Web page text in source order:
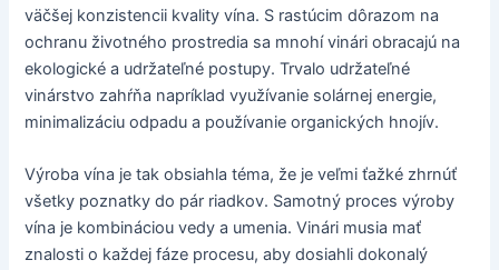
väčšej konzistencii kvality vína. S rastúcim dôrazom na
ochranu životného prostredia sa mnohí vinári obracajú na
ekologické a udržateľné postupy. Trvalo udržateľné
vinárstvo zahŕňa napríklad využívanie solárnej energie,
minimalizáciu odpadu a používanie organických hnojív.
Výroba vína je tak obsiahla téma, že je veľmi ťažké zhrnúť
všetky poznatky do pár riadkov. Samotný proces výroby
vína je kombináciou vedy a umenia. Vinári musia mať
znalosti o každej fáze procesu, aby dosiahli dokonalý